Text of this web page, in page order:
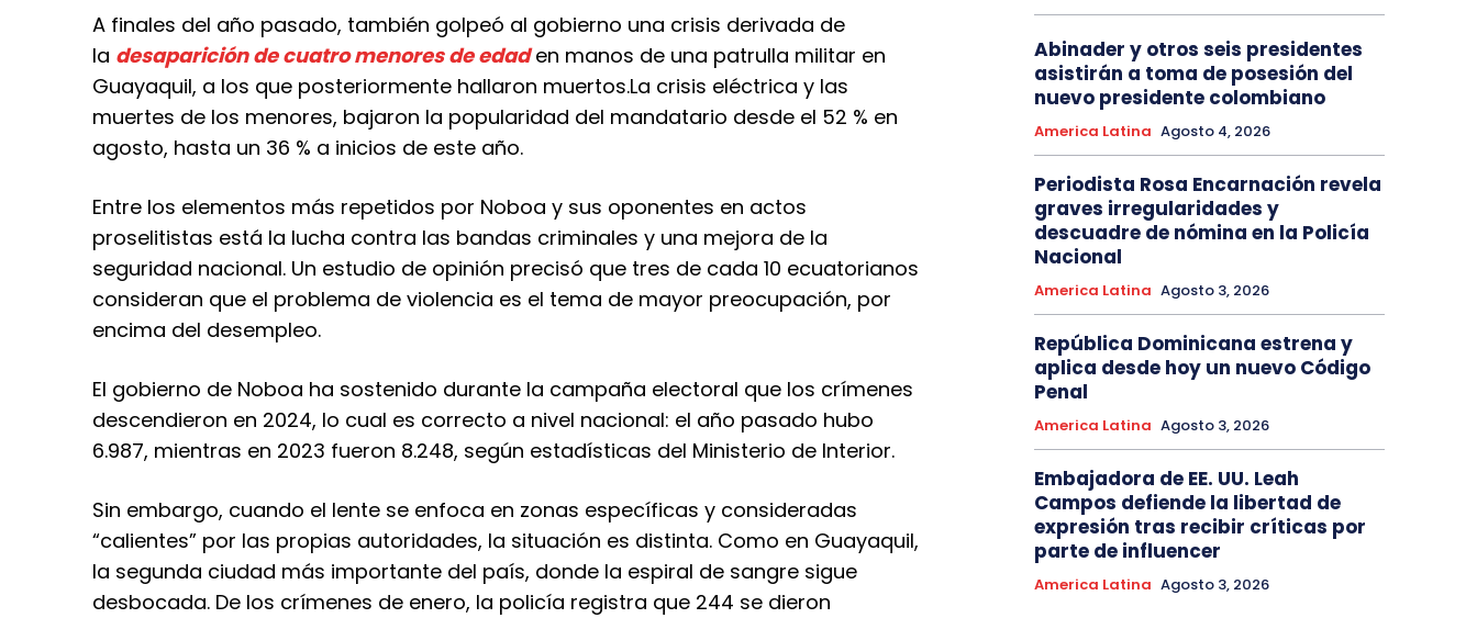
A finales del año pasado, también golpeó al gobierno una crisis derivada de
la desaparición de cuatro menores de edad en manos de una patrulla militar en
Guayaquil, a los que posteriormente hallaron muertos.La crisis eléctrica y las
muertes de los menores, bajaron la popularidad del mandatario desde el 52 % en
agosto, hasta un 36 % a inicios de este año.
Entre los elementos más repetidos por Noboa y sus oponentes en actos
proselitistas está la lucha contra las bandas criminales y una mejora de la
seguridad nacional. Un estudio de opinión precisó que tres de cada 10 ecuatorianos
consideran que el problema de violencia es el tema de mayor preocupación, por
encima del desempleo.
El gobierno de Noboa ha sostenido durante la campaña electoral que los crímenes
descendieron en 2024, lo cual es correcto a nivel nacional: el año pasado hubo
6.987, mientras en 2023 fueron 8.248, según estadísticas del Ministerio de Interior.
Sin embargo, cuando el lente se enfoca en zonas específicas y consideradas
“calientes” por las propias autoridades, la situación es distinta. Como en Guayaquil,
la segunda ciudad más importante del país, donde la espiral de sangre sigue
desbocada. De los crímenes de enero, la policía registra que 244 se dieron
Abinader y otros seis presidentes
asistirán a toma de posesión del
nuevo presidente colombiano
America Latina Agosto 4, 2026
Periodista Rosa Encarnación revela
graves irregularidades y
descuadre de nómina en la Policía
Nacional
America Latina Agosto 3, 2026
República Dominicana estrena y
aplica desde hoy un nuevo Código
Penal
America Latina Agosto 3, 2026
Embajadora de EE. UU. Leah
Campos defiende la libertad de
expresión tras recibir críticas por
parte de influencer
America Latina Agosto 3, 2026